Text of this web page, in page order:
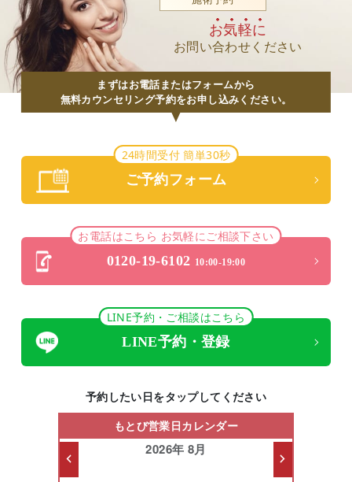
お気軽に
お問い合わせください
まずはお電話またはフォームから
無料カウンセリング予約をお申し込みください。
24時間受付 簡単30秒
ご予約フォーム
お電話はこちら お気軽にご相談下さい
0120-19-6102 10:00-19:00
LINE予約・ご相談はこちら
LINE予約・登録
予約したい日をタップしてください
もとび営業日カレンダー
2026年 8月